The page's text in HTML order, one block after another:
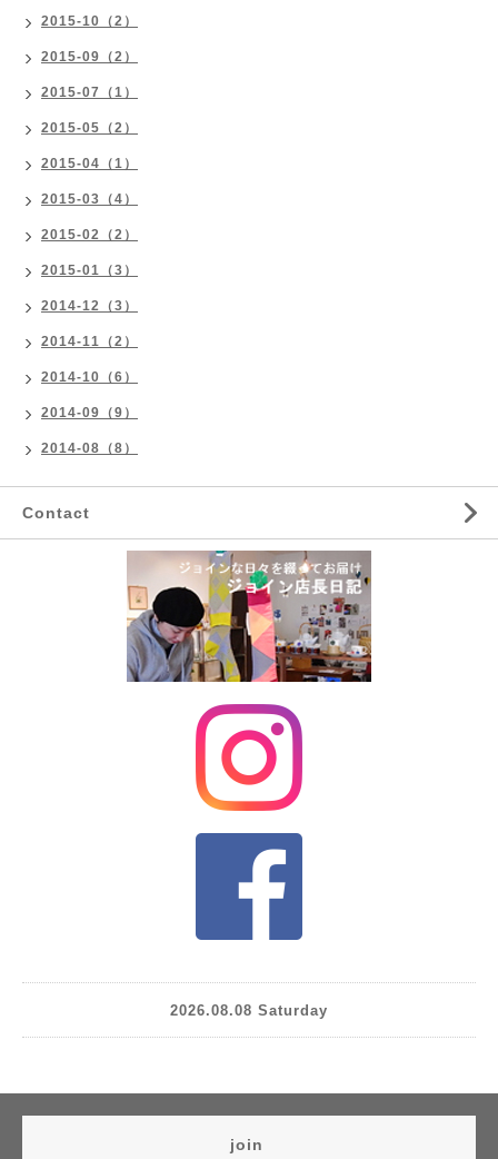
2015-10（2）
2015-09（2）
2015-07（1）
2015-05（2）
2015-04（1）
2015-03（4）
2015-02（2）
2015-01（3）
2014-12（3）
2014-11（2）
2014-10（6）
2014-09（9）
2014-08（8）
Contact
2026.08.08 Saturday
join